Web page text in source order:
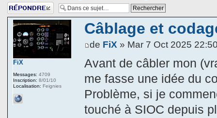
Répondre
Câblage et
de FiX » Mar 7 Oct 2025
Avant de câbler mon
me fasse une idée du
Problème, si je
touché à SIOC depuis
FiX
Messages: 4709
Inscription: 8/01/10
Localisation: Feignies